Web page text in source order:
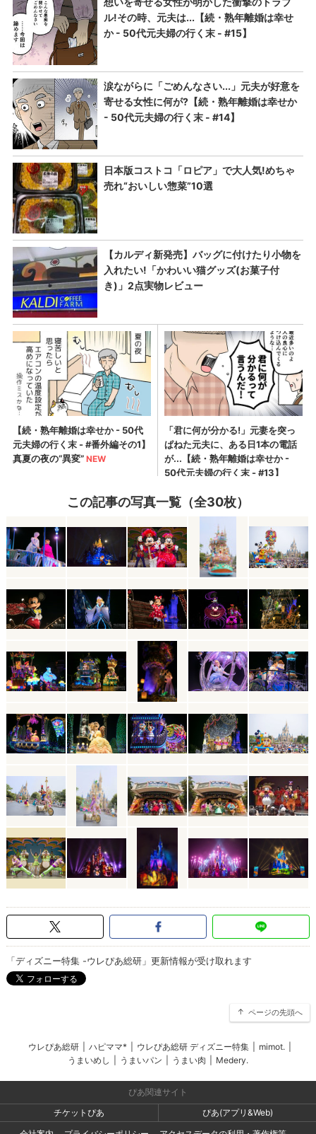
この記事の写真一覧（全30枚）
「ディズニー特集 -ウレぴあ総研」更新情報が受け取れます
ページの先頭へ
ウレぴあ総研 ハピママ* ウレぴあ総研 ディズニー特集 mimot.
うまいめし
うまいパン うまい肉 Medery.
ぴあ関連サイト
チケットぴあ
ぴあ(アプリ&Web)